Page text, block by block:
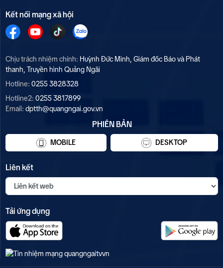
Kết nối mạng xã hội
Chịu trách nhiệm chính: Huỳnh Đức Minh, Giám đốc Báo và Phát
thanh, Truyền hình Quảng Ngãi
Hotline: 0255 3828328
Hotline2: 0255 3817899
Email: dptth@quangngai.gov.vn
PHIÊN BẢN
MOBILE DESKTOP
Liên kết
Tải ứng dụng